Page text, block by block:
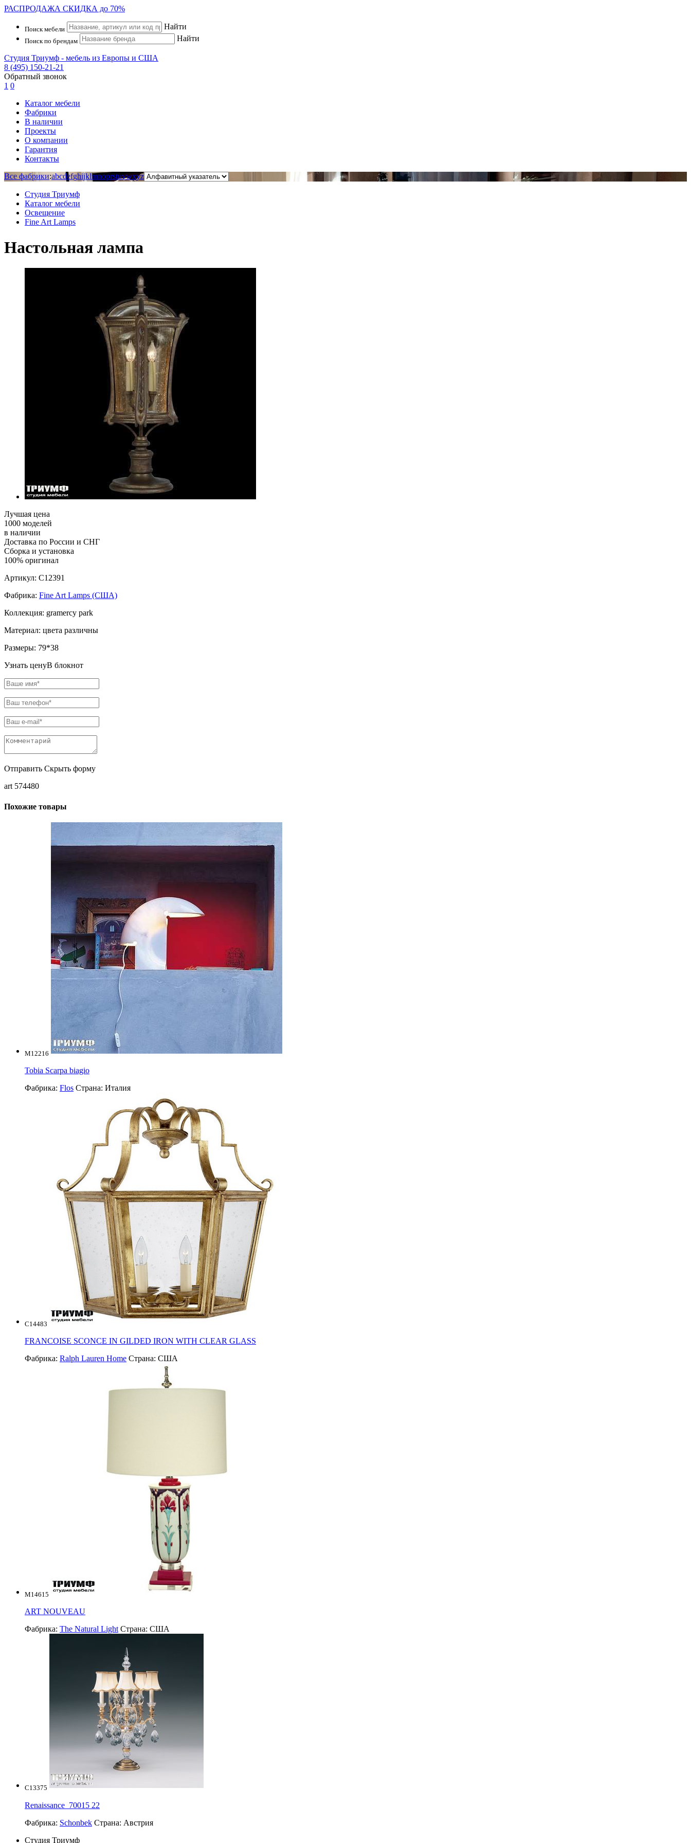
РАСПРОДАЖА СКИДКА до 70%
Поиск мебели Найти
Поиск по брендам Найти
Студия Триумф - мебель из Европы и США
8 (495) 150-21-21
Обратный звонок
1 0
Каталог мебели
Фабрики
В наличии
Проекты
О компании
Гарантия
Контакты
Все фабрики:abcdefghijklmnoprstuvwxyz
Студия Триумф
Каталог мебели
Освещение
Fine Art Lamps
Настольная лампа
Лучшая цена
1000 моделей
в наличии
Доставка по России и СНГ
Сборка и установка
100% оригинал
Артикул: C12391
Фабрика: Fine Art Lamps (США)
Коллекция: gramercy park
Материал: цвета различны
Размеры: 79*38
Узнать ценуВ блокнот
Отправить Скрыть форму
art 574480
Похожие товары
M12216
Tobia Scarpa biagio
Фабрика: Flos Страна: Италия
C14483
FRANCOISE SCONCE IN GILDED IRON WITH CLEAR GLASS
Фабрика: Ralph Lauren Home Страна: США
M14615
ART NOUVEAU
Фабрика: The Natural Light Страна: США
C13375
Renaissance_70015 22
Фабрика: Schonbek Страна: Австрия
Студия Триумф